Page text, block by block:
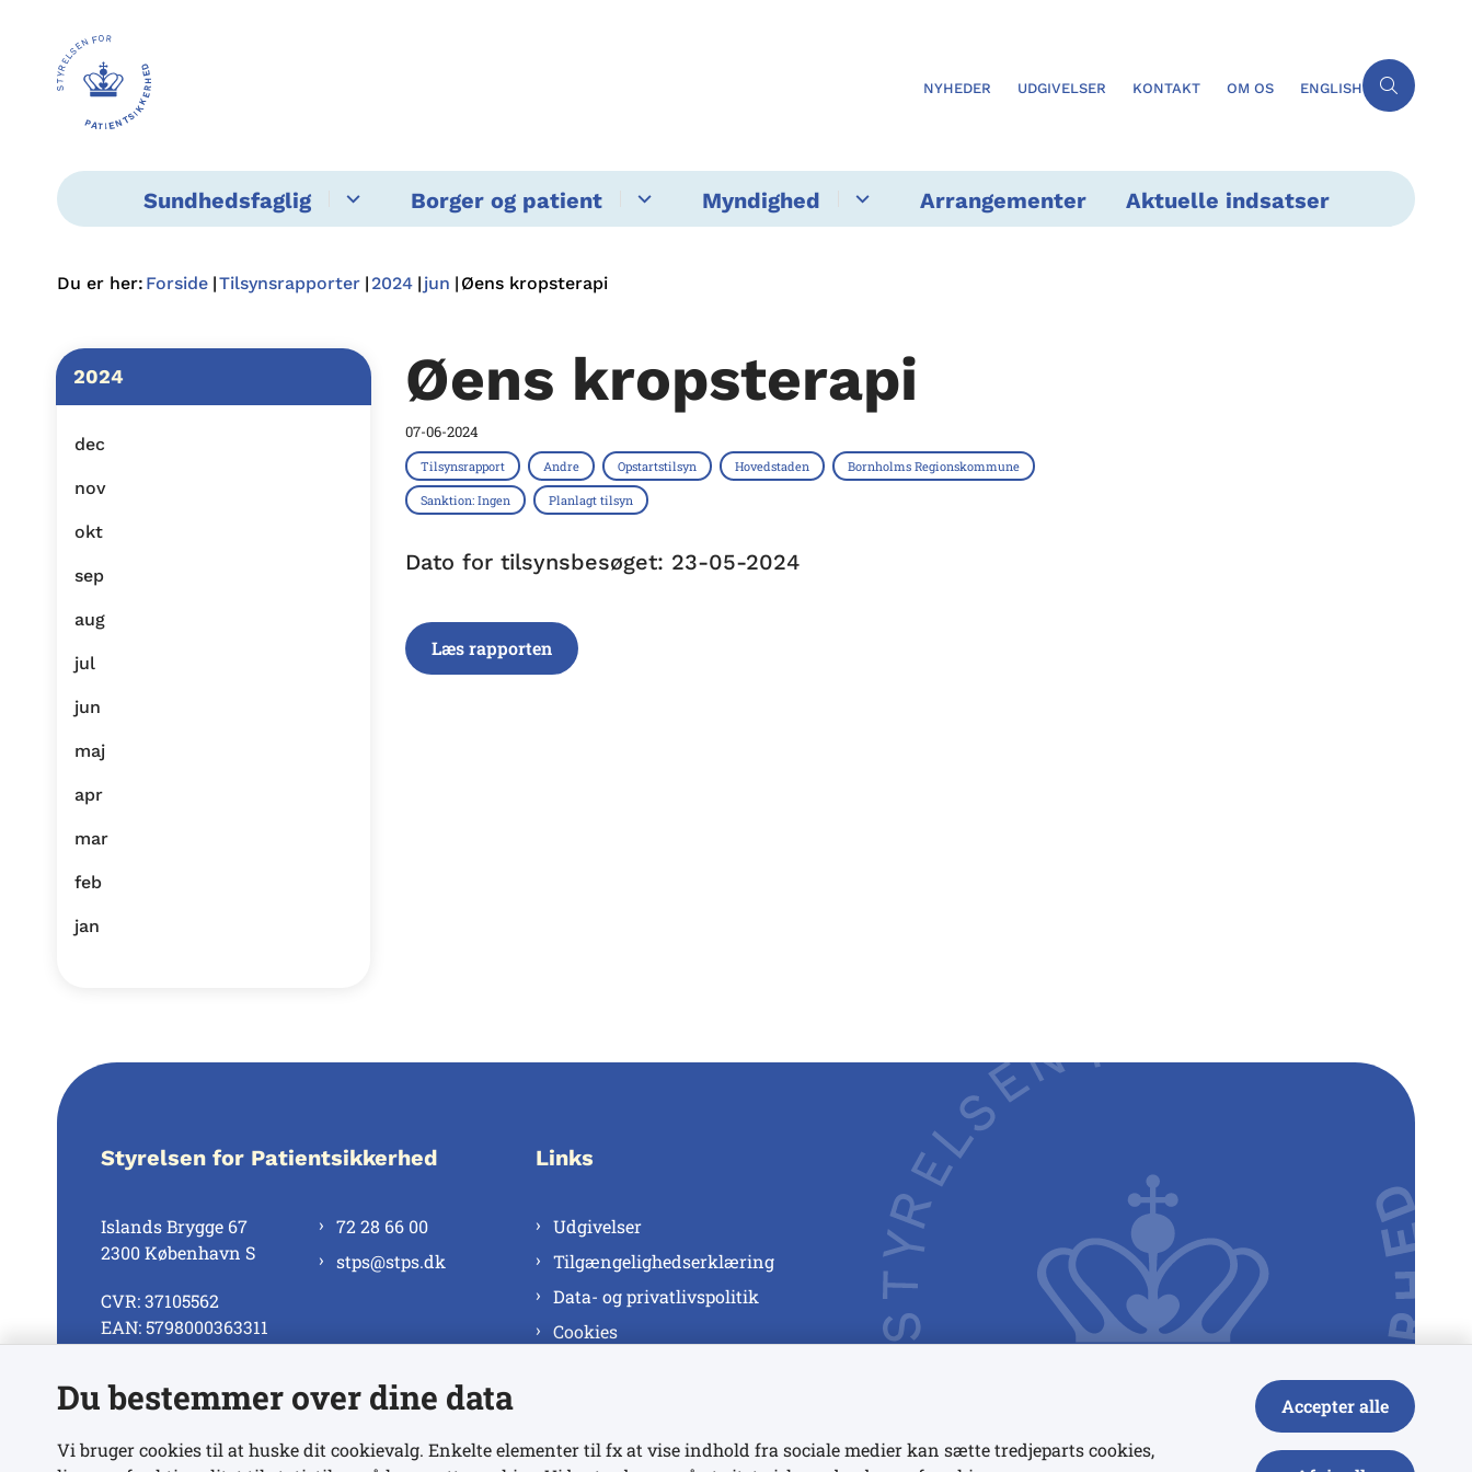
NYHEDER UDGIVELSER KONTAKT OM OS ENGLISH
Sundhedsfaglig Borger og patient Myndighed Arrangementer Aktuelle indsatser
Du er her: Forside Tilsynsrapporter 2024 jun Øens kropsterapi
2024
dec
nov
okt
sep
aug
jul
jun
maj
apr
mar
feb
jan
Øens kropsterapi
07-06-2024
Tilsynsrapport Andre Opstartstilsyn Hovedstaden Bornholms Regionskommune
Sanktion: Ingen Planlagt tilsyn
Dato for tilsynsbesøget: 23-05-2024
Læs rapporten
Styrelsen for Patientsikkerhed
Islands Brygge 67
2300 København S
CVR: 37105562
EAN: 5798000363311
72 28 66 00
stps@stps.dk
Se alle kontaktnumre
Links
Udgivelser
Tilgængelighedserklæring
Data- og privatlivspolitik
Cookies
Du bestemmer over dine data
Vi bruger cookies til at huske dit cookievalg. Enkelte elementer til fx at vise indhold fra sociale medier kan sætte tredjeparts cookies,
Accepter alle